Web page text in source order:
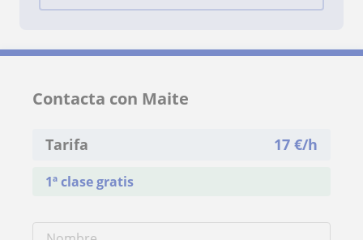
Contacta con Maite
Tarifa 17 €/h
1ª clase gratis